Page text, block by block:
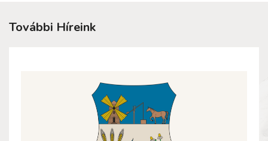
További Híreink